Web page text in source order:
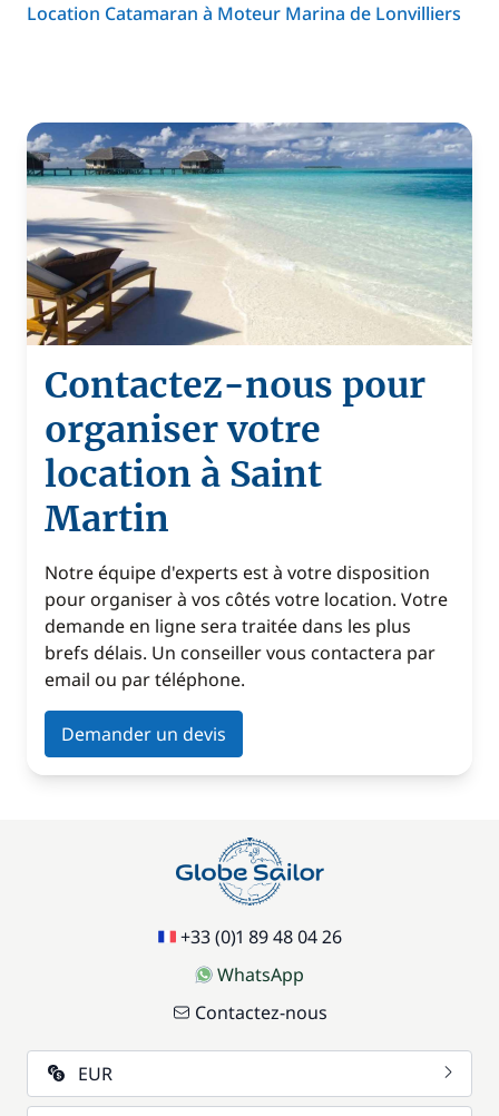
Location Catamaran à Moteur Marina de Lonvilliers
Contactez-nous pour
organiser votre
location à Saint
Martin
Notre équipe d'experts est à votre disposition
pour organiser à vos côtés votre location. Votre
demande en ligne sera traitée dans les plus
brefs délais. Un conseiller vous contactera par
email ou par téléphone.
Demander un devis
+33 (0)1 89 48 04 26
WhatsApp
Contactez-nous
EUR